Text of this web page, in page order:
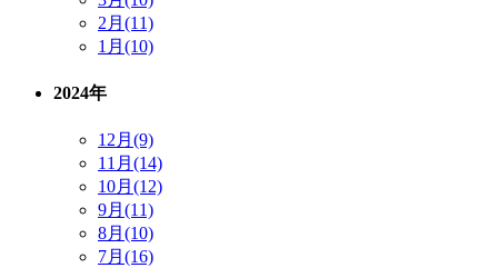
2月(11)
1月(10)
2024年
12月(9)
11月(14)
10月(12)
9月(11)
8月(10)
7月(16)